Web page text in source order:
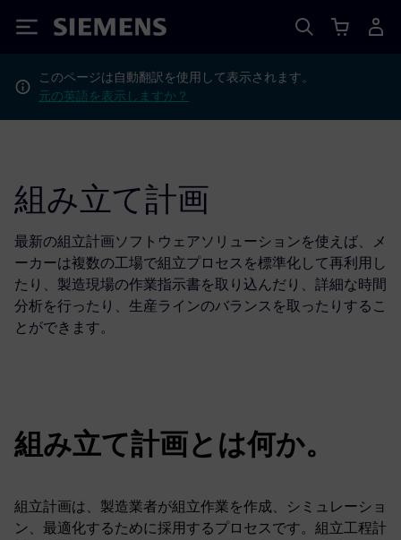
Siemens
このページは自動翻訳を使用して表示されます。
元の英語を表示しますか？
組み立て計画
最新の組立計画ソフトウェアソリューションを使えば、メ
ーカーは複数の工場で組立プロセスを標準化して再利用し
たり、製造現場の作業指示書を取り込んだり、詳細な時間
分析を行ったり、生産ラインのバランスを取ったりするこ
とができます。
組み立て計画とは何か。
組立計画は、製造業者が組立作業を作成、シミュレーショ
ン、最適化するために採用するプロセスです。組立工程計